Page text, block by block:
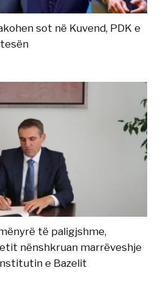
sot në Kuvend, PDK e
të paligjshme,
nënshkruan marrëveshje
e Bazelit